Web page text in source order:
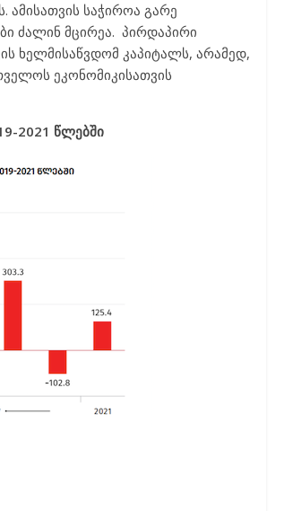
საჭიროა გარე
ძალინ მცირეა. პირდაპირი
ხელმისაწვდომ კაპიტალს, არამედ,
ეკონომიკისათვის
2021 წლებში